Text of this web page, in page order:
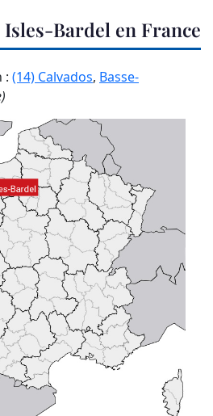
Bardel en France
: (14) Calvados, Basse-